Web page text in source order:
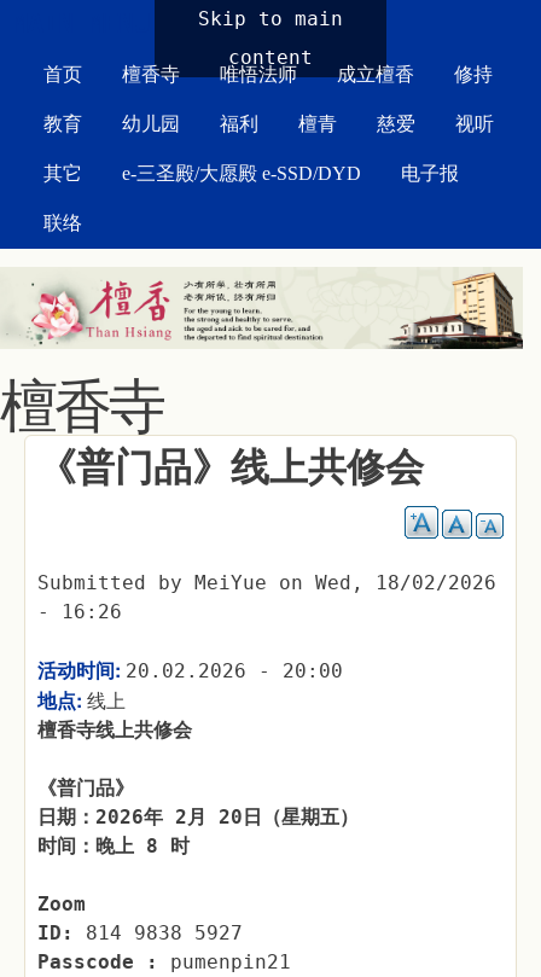
Skip to main
content
首页 檀香寺 唯悟法师 成立檀香 修持
教育 幼儿园 福利 檀青 慈爱 视听
其它 e-三圣殿/大愿殿 e-SSD/DYD 电子报
联络
檀香寺
《普门品》线上共修会
Submitted by MeiYue on Wed, 18/02/2026
- 16:26
活动时间: 20.02.2026 - 20:00
地点: 线上
檀香寺线上共修会
《普门品》
日期：2026年 2月 20日（星期五）
时间：晚上 8 时
Zoom
ID: 814 9838 5927
Passcode : pumenpin21